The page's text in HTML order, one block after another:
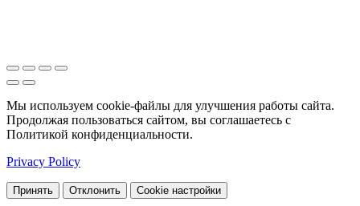
Мы используем cookie-файлы для улучшения работы сайта.
Продолжая пользоваться сайтом, вы соглашаетесь с
Политикой конфиденциальности.
Privacy Policy
Принять Отклонить Cookie настройки